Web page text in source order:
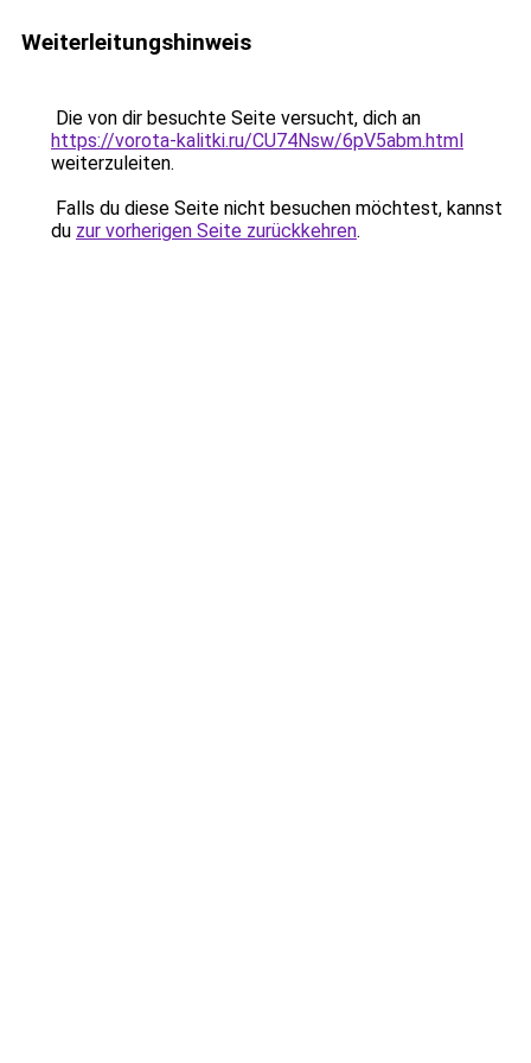
Weiterleitungshinweis
Die von dir besuchte Seite versucht, dich an
https://vorota-kalitki.ru/CU74Nsw/6pV5abm.html
weiterzuleiten.
Falls du diese Seite nicht besuchen möchtest, kannst
du zur vorherigen Seite zurückkehren.